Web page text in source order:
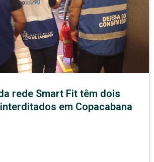
rede Smart Fit têm dois
em Copacabana